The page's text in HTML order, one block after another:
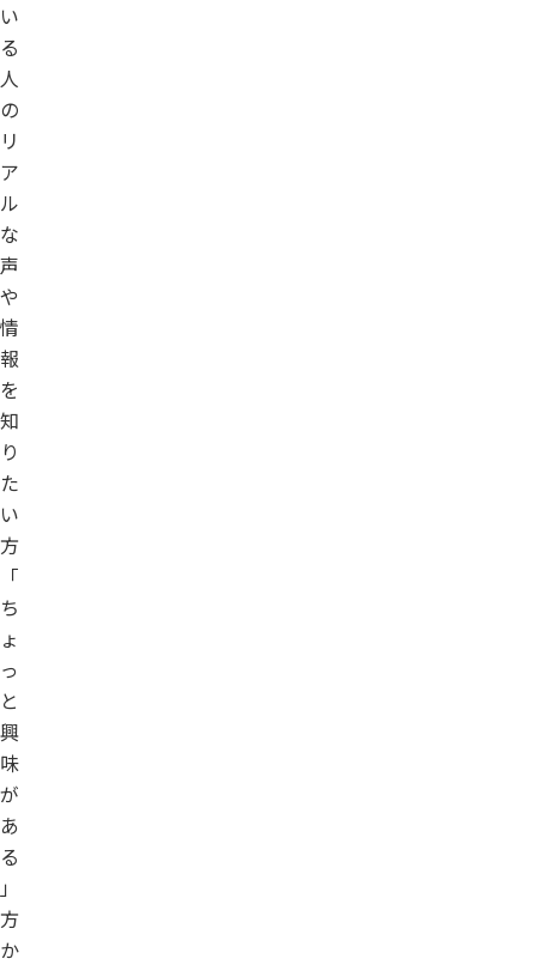
い
る
人
の
リ
ア
ル
な
声
や
情
報
を
知
り
た
い
方
「
ち
ょ
っ
と
興
味
が
あ
る
」
方
か